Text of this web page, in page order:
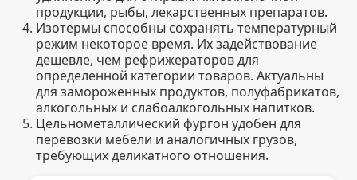
продукции, рыбы, лекарственных препаратов.
Изотермы способны сохранять температурный
режим некоторое время. Их задействование
дешевле, чем рефрижераторов для
определенной категории товаров. Актуальны
для замороженных продуктов, полуфабрикатов,
алкогольных и слабоалкогольных напитков.
Цельнометаллический фургон удобен для
перевозки мебели и аналогичных грузов,
требующих деликатного отношения.